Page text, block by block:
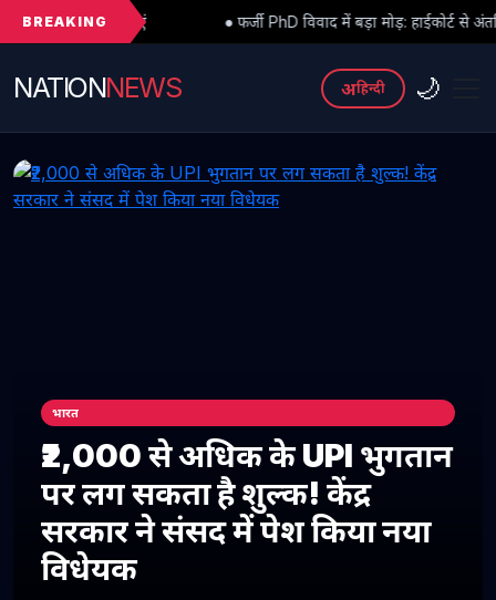
BREAKING● फर्जी PhD विवाद में बड़ा मोड़: हाईकोर्ट से अंतरिम राहत के बाद 3
NATIONNEWS अहिन्दी 🌙
भारत
₹2,000 से अधिक के UPI भुगतान
पर लग सकता है शुल्क! केंद्र
सरकार ने संसद में पेश किया नया
विधेयक